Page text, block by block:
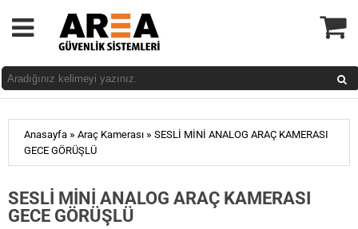
Anasayfa » Araç Kamerası » SESLİ MİNİ ANALOG ARAÇ KAMERASI
GECE GÖRÜŞLÜ
SESLİ MİNİ ANALOG ARAÇ KAMERASI
GECE GÖRÜŞLÜ